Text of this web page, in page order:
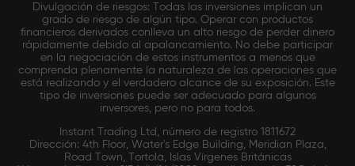
Divulgación de riesgos: Todas las inversiones implican un
grado de riesgo de algún tipo. Operar con productos
financieros derivados conlleva un alto riesgo de perder dinero
rápidamente debido al apalancamiento. No debe participar
en la negociación de estos instrumentos a menos que
comprenda plenamente la naturaleza de las operaciones que
está realizando y el verdadero alcance de su exposición. Este
tipo de inversiones puede ser adecuado para algunos
inversores, pero no para todos.
Instant Trading Ltd, número de registro 1811672
Dirección: 4th Floor, Water's Edge Building, Meridian Plaza,
Road Town, Tortola, Islas Vírgenes Británicas